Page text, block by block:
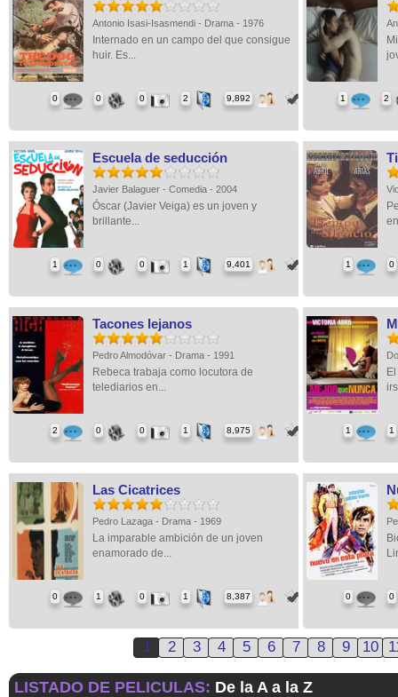
Antonio Isasi-Isasmendi - Drama - 1976
Internado en un campo del que consigue
huir. Es...
0 0 0 2 9,892 1 2
Escuela de seducción
Javier Balaguer - Comedia - 2004
Óscar (Javier Veiga) es un joven y
brillante...
1 0 0 1 9,401 1 0
Tacones lejanos
Pedro Almodóvar - Drama - 1991
Rebeca trabaja como locutora de
telediarios en...
2 0 0 1 8,975 1 1
Las Cicatrices
Pedro Lazaga - Drama - 1969
La imparable ambición de un joven
enamorado de...
0 1 0 1 8,387 0 0
1 2 3 4 5 6 7 8 9 10
LISTADO DE PELICULAS: De la A a la Z